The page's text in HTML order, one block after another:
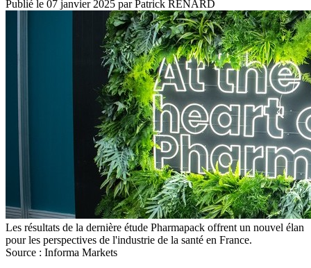
Publié le 07 janvier 2025 parPatrick RENARD
Les résultats de la dernière étude Pharmapack offrent un nouvel élan
pour les perspectives de l'industrie de la santé en France.
Source : Informa Markets